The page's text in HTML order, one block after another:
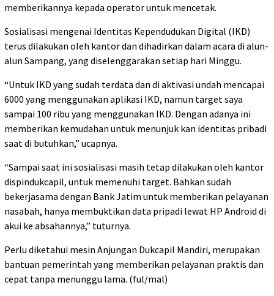
memberikannya kepada operator untuk mencetak.
Sosialisasi mengenai Identitas Kependudukan Digital (IKD)
terus dilakukan oleh kantor dan dihadirkan dalam acara di alun-
alun Sampang, yang diselenggarakan setiap hari Minggu.
“Untuk IKD yang sudah terdata dan di aktivasi undah mencapai
6000 yang menggunakan aplikasi IKD, namun target saya
sampai 100 ribu yang menggunakan IKD. Dengan adanya ini
memberikan kemudahan untuk menunjuk kan identitas pribadi
saat di butuhkan,” ucapnya.
“Sampai saat ini sosialisasi masih tetap dilakukan oleh kantor
dispindukcapil, untuk memenuhi target. Bahkan sudah
bekerjasama dengan Bank Jatim untuk memberikan pelayanan
nasabah, hanya membuktikan data pripadi lewat HP Android di
akui ke absahannya,” tuturnya.
Perlu diketahui mesin Anjungan Dukcapil Mandiri, merupakan
bantuan pemerintah yang memberikan pelayanan praktis dan
cepat tanpa menunggu lama. (ful/mal)